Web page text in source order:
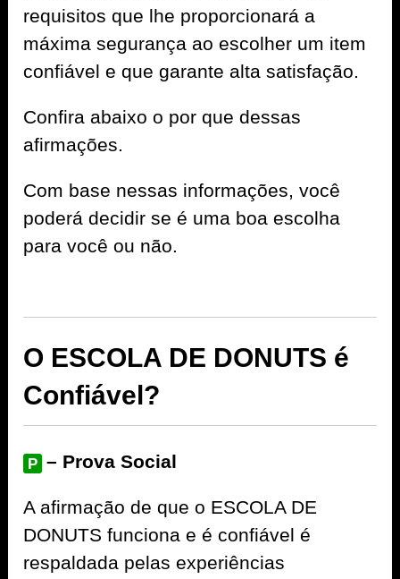
requisitos que lhe proporcionará a
máxima segurança ao escolher um item
confiável e que garante alta satisfação.
Confira abaixo o por que dessas
afirmações.
Com base nessas informações, você
poderá decidir se é uma boa escolha
para você ou não.
O ESCOLA DE DONUTS é
Confiável?
P – Prova Social
A afirmação de que o ESCOLA DE
DONUTS funciona e é confiável é
respaldada pelas experiências